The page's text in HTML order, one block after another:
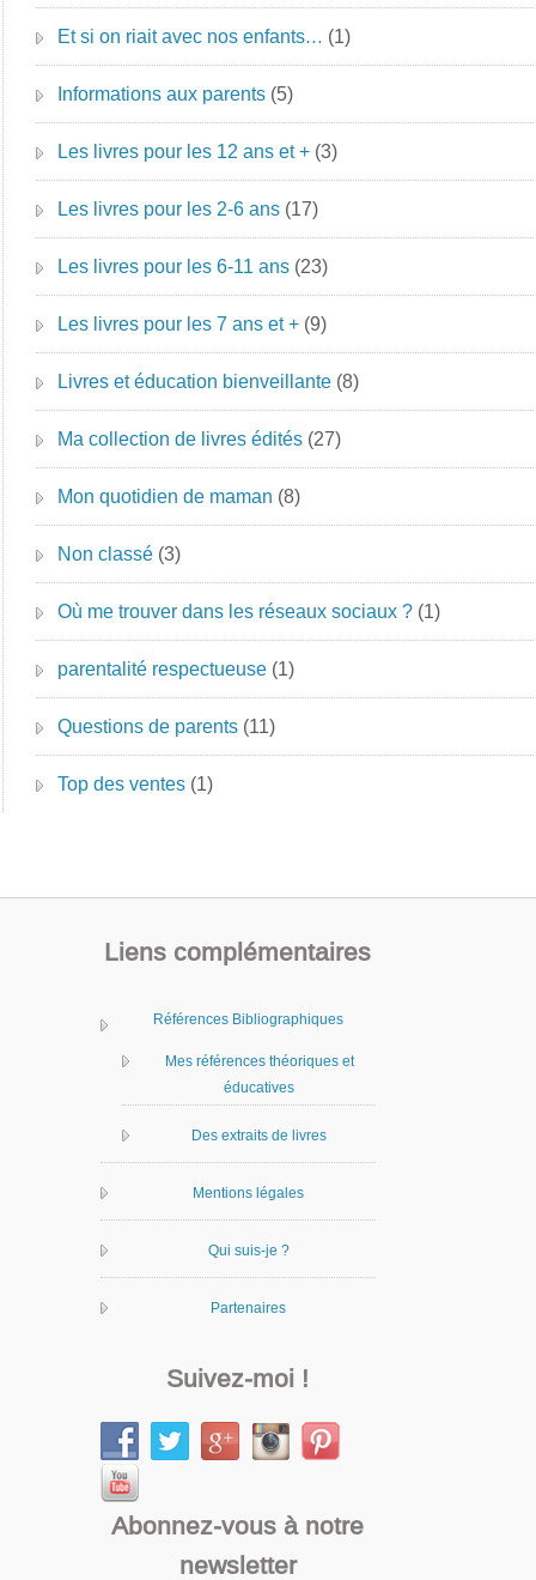
Et si on riait avec nos enfants… (1)
Informations aux parents (5)
Les livres pour les 12 ans et + (3)
Les livres pour les 2-6 ans (17)
Les livres pour les 6-11 ans (23)
Les livres pour les 7 ans et + (9)
Livres et éducation bienveillante (8)
Ma collection de livres édités (27)
Mon quotidien de maman (8)
Non classé (3)
Où me trouver dans les réseaux sociaux ? (1)
parentalité respectueuse (1)
Questions de parents (11)
Top des ventes (1)
Liens complémentaires
Références Bibliographiques
Mes références théoriques et
éducatives
Des extraits de livres
Mentions légales
Qui suis-je ?
Partenaires
Suivez-moi !
Abonnez-vous à notre
newsletter